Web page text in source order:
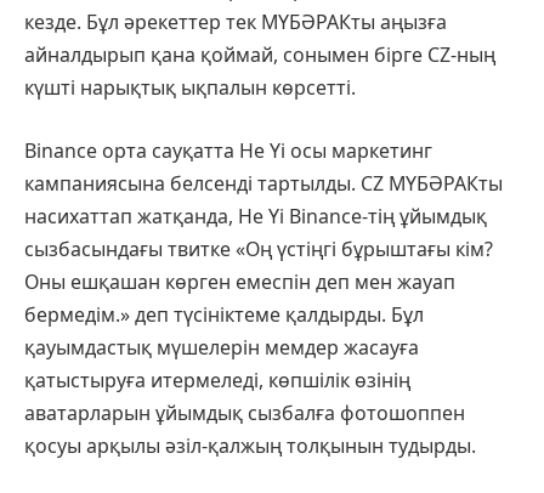
кезде. Бұл әрекеттер тек МҮБӘРАКты аңызға
айналдырып қана қоймай, сонымен бірге CZ-ның
күшті нарықтық ықпалын көрсетті.
Binance орта сауқатта He Yi осы маркетинг
кампаниясына белсенді тартылды. CZ МҮБӘРАКты
насихаттап жатқанда, He Yi Binance-тің ұйымдық
сызбасындағы твитке «Оң үстіңгі бұрыштағы кім?
Оны ешқашан көрген емеспін деп мен жауап
бермедім.» деп түсініктеме қалдырды. Бұл
қауымдастық мүшелерін мемдер жасауға
қатыстыруға итермеледі, көпшілік өзінің
аватарларын ұйымдық сызбалға фотошоппен
қосуы арқылы әзіл-қалжың толқынын тудырды.